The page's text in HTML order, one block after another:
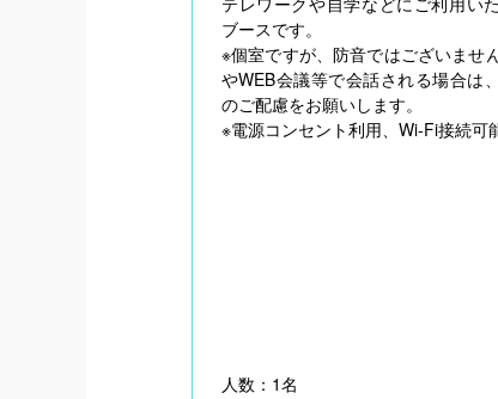
ブースです。
※個室ですが、防音ではございませ
やWEB会議等で会話される場合は
のご配慮をお願いします。
※電源コンセント利用、Wi-Fi接続可
人数：1名